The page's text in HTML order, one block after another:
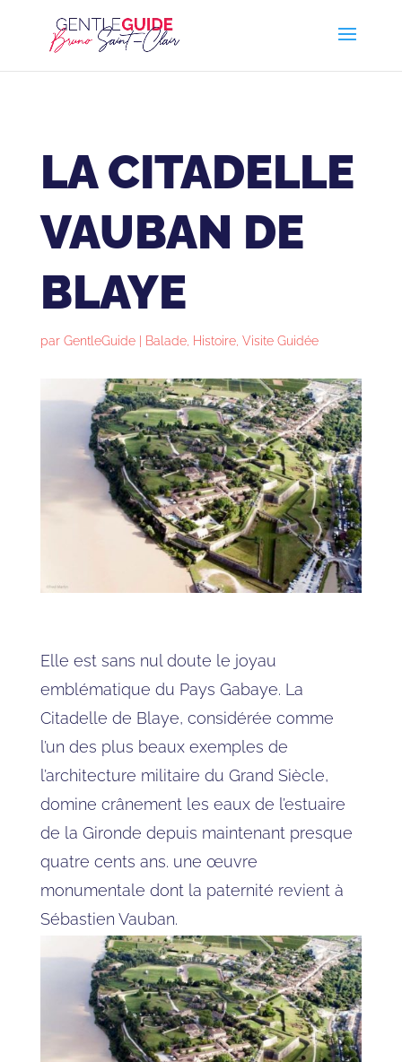
LA CITADELLE
VAUBAN DE
BLAYE
par GentleGuide| Balade, Histoire, Visite Guidée
Elle est sans nul doute le joyau
emblématique du Pays Gabaye. La
Citadelle de Blaye, considérée comme
l’un des plus beaux exemples de
l’architecture militaire du Grand Siècle,
domine crânement les eaux de l’estuaire
de la Gironde depuis maintenant presque
quatre cents ans. une œuvre
monumentale dont la paternité revient à
Sébastien Vauban.